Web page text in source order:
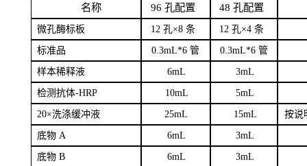
名称 96 孔配置 48 孔配置
微孔酶标板 12 孔×8 条 12 孔×4 条
标准品 0.3mL*6 管 0.3mL*6 管
样本稀释液 6mL 3mL
检测抗体-HRP 10mL 5mL
20×洗涤缓冲液 25mL 15mL 按说
底物A 6mL 3mL
底物B 6mL 3mL